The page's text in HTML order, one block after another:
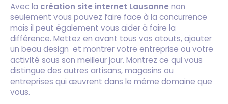
Avec la création site internet Lausanne non
seulement vous pouvez faire face à la concurrence
mais il peut également vous aider à faire la
différence. Mettez en avant tous vos atouts, ajouter
un beau design et montrer votre entreprise ou votre
activité sous son meilleur jour. Montrez ce qui vous
distingue des autres artisans, magasins ou
entreprises qui œuvrent dans le même domaine que
vous.